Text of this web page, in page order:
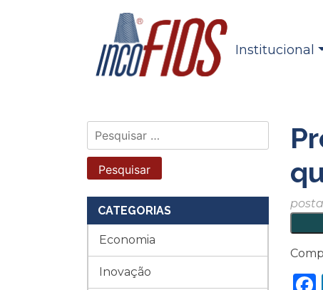
Institucional
Pesquisar
por:
CATEGORIAS
Economia
Inovação